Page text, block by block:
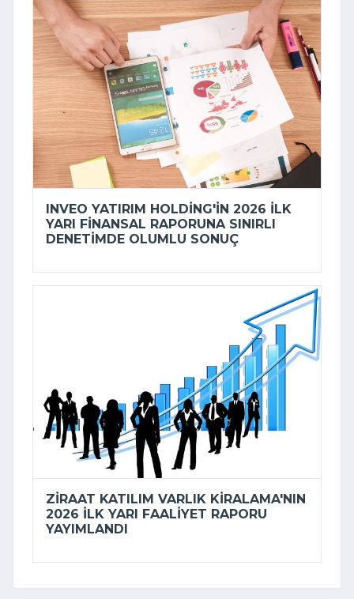
INVEO YATIRIM HOLDING'IN 2026 ILK
YARI FINANSAL RAPORUNA SINIRLI
DENETIMDE OLUMLU SONUÇ
ZIRAAT KATILIM VARLIK KIRALAMA'NIN
2026 ILK YARI FAALIYET RAPORU
YAYIMLANDI